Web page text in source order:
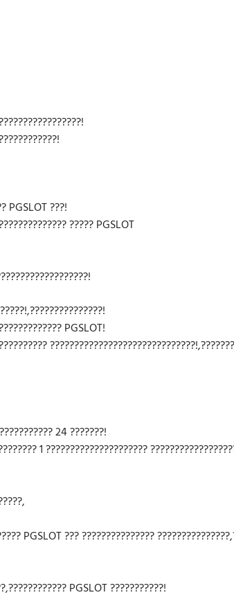
PGSLOT ???!
????? PGSLOT
PGSLOT!
24 ???????!
1 ?????????????????????
PGSLOT ??? ???????????????
PGSLOT ???????????!